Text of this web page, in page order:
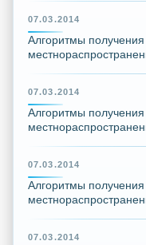
07.03.2014
Алгоритмы
07.03.2014
Алгоритмы
07.03.2014
Алгоритмы
07.03.2014